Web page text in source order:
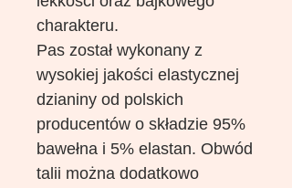
charakteru.
Pas został wykonany z
wysokiej jakości elastycznej
dzianiny od polskich
producentów o składzie 95%
bawełna i 5% elastan. Obwód
talii można dodatkowo